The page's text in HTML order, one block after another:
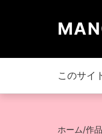
このサイ
ホーム/作